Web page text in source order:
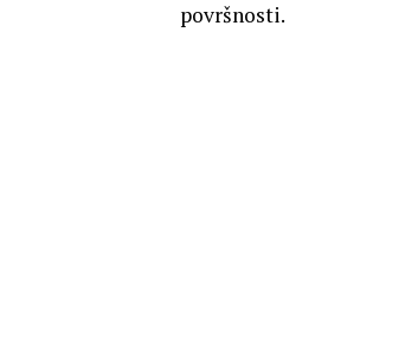
površnosti.